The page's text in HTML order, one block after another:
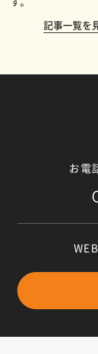
記事一覧を
お電